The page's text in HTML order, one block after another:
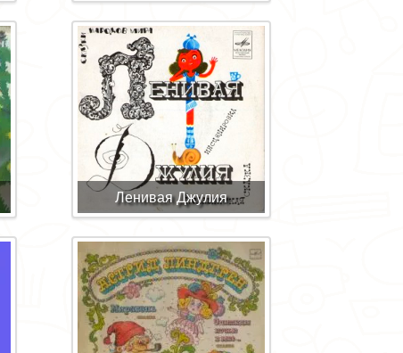
Ленивая Джулия